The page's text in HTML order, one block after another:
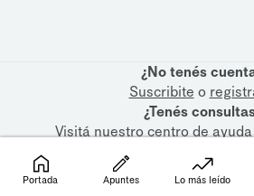
¿No tenés
Suscribite o
¿Tenés
Visitá nuestrocentro de ayuda
Portada Apuntes Lo más leído